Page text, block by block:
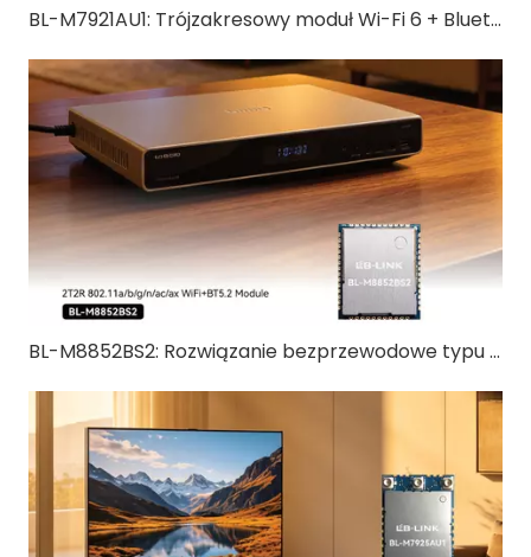
BL-M7921AU1: Trójzakresowy moduł Wi-Fi 6 + Bluetooth 5.4 USB 3.0 | Szybkie rozwiązanie bezprzewodowe dla urządzeń IoT i przemysłowych
BL-M8852BS2: Rozwiązanie bezprzewodowe typu „wszystko w jednym” Wi-Fi 6 + Bluetooth 5.2